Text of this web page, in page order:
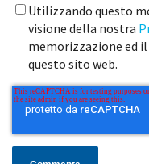
Utilizzando questo
visione della nostra
memorizzazione ed
questo sito web.